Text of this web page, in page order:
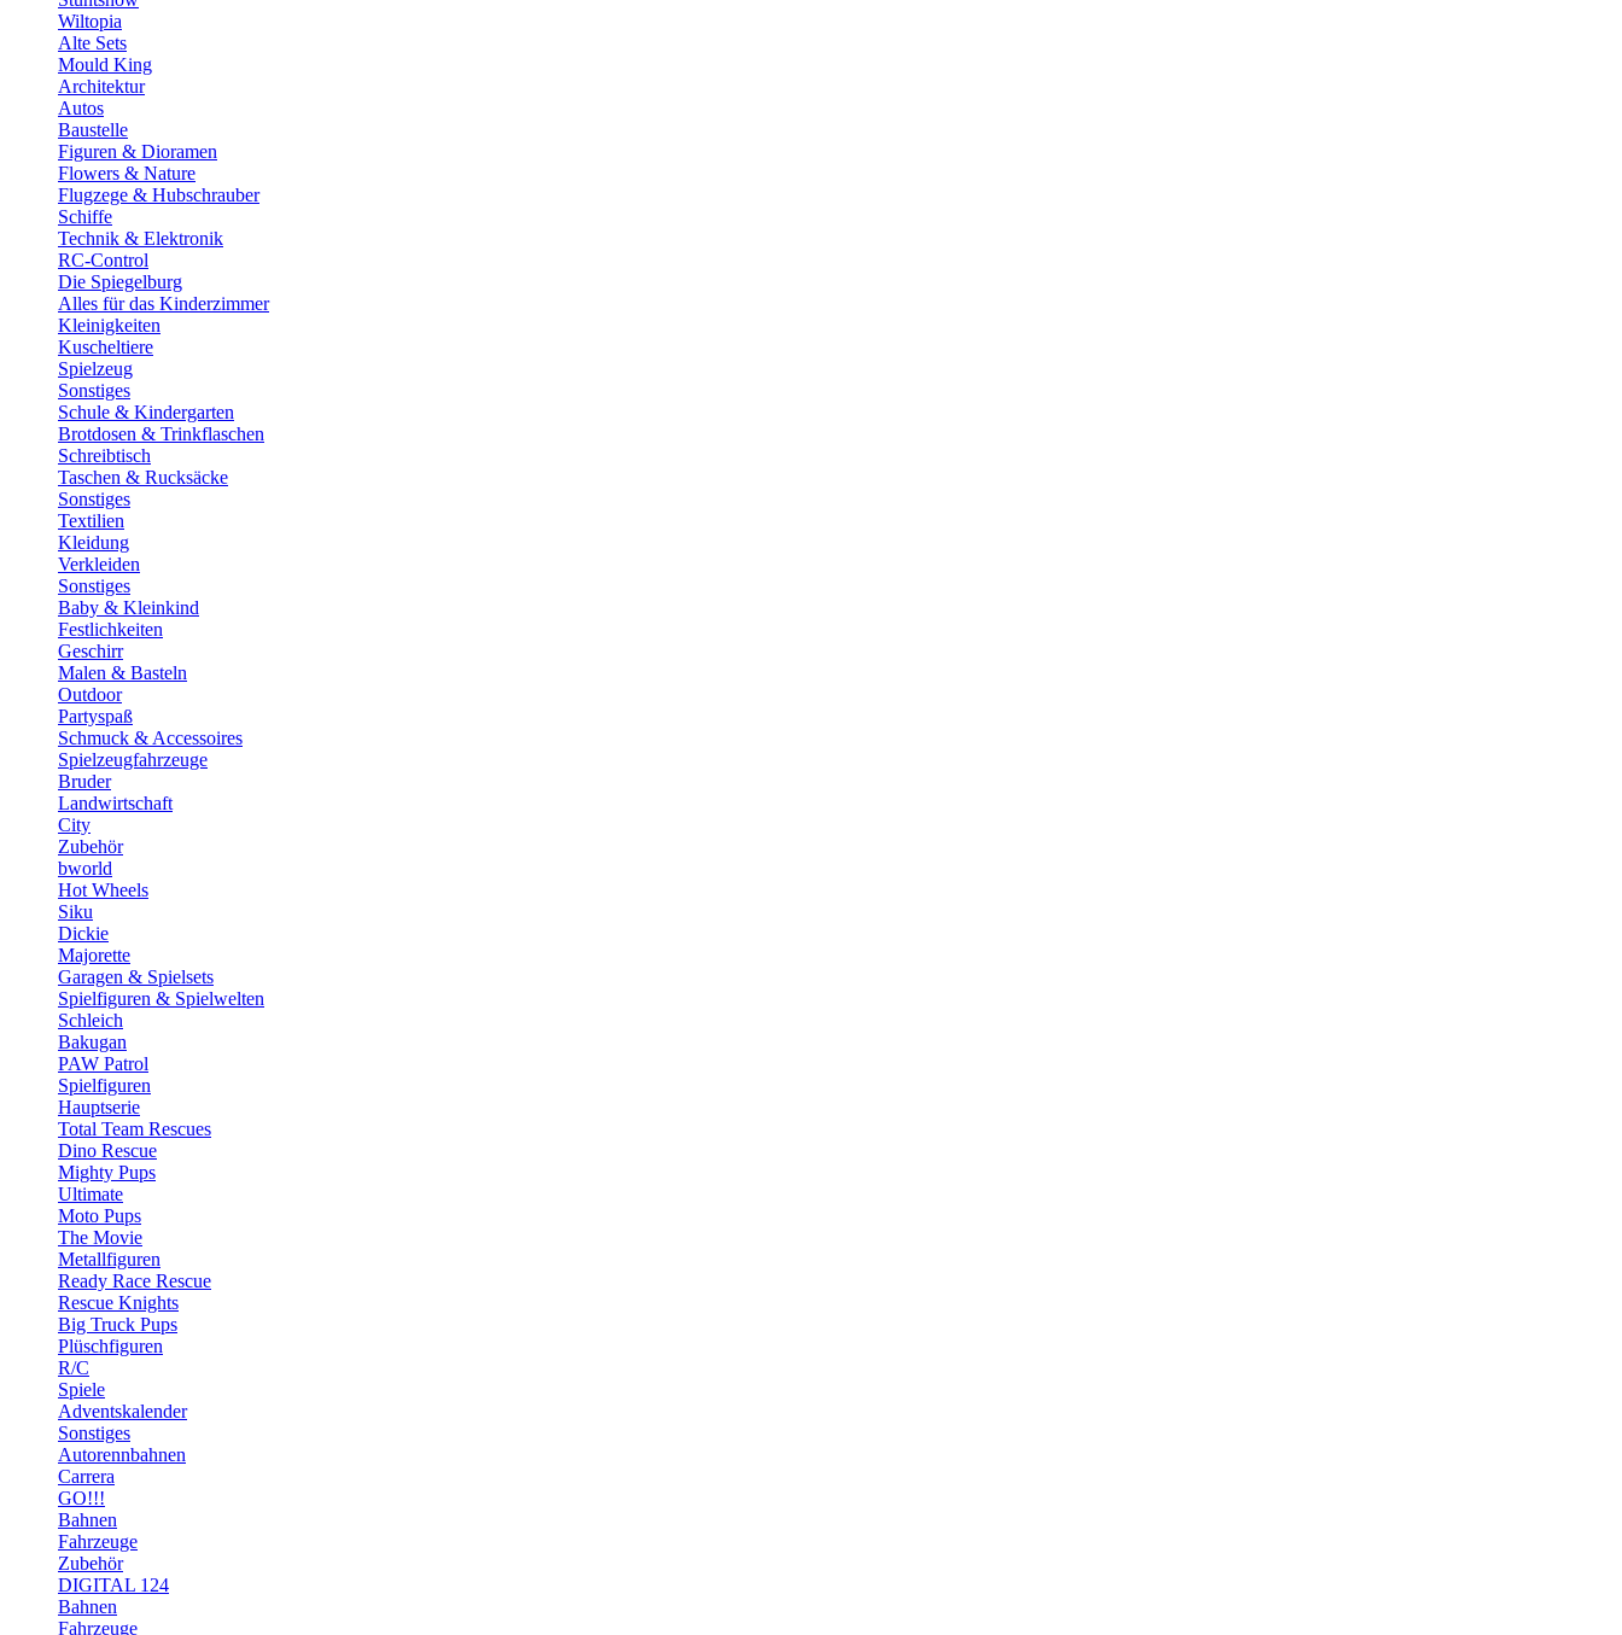
Wiltopia
Alte Sets
Mould King
Architektur
Autos
Baustelle
Figuren & Dioramen
Flowers & Nature
Flugzege & Hubschrauber
Schiffe
Technik & Elektronik
RC-Control
Die Spiegelburg
Alles für das Kinderzimmer
Kleinigkeiten
Kuscheltiere
Spielzeug
Sonstiges
Schule & Kindergarten
Brotdosen & Trinkflaschen
Schreibtisch
Taschen & Rucksäcke
Sonstiges
Textilien
Kleidung
Verkleiden
Sonstiges
Baby & Kleinkind
Festlichkeiten
Geschirr
Malen & Basteln
Outdoor
Partyspaß
Schmuck & Accessoires
Spielzeugfahrzeuge
Bruder
Landwirtschaft
City
Zubehör
bworld
Hot Wheels
Siku
Dickie
Majorette
Garagen & Spielsets
Spielfiguren & Spielwelten
Schleich
Bakugan
PAW Patrol
Spielfiguren
Hauptserie
Total Team Rescues
Dino Rescue
Mighty Pups
Ultimate
Moto Pups
The Movie
Metallfiguren
Ready Race Rescue
Rescue Knights
Big Truck Pups
Plüschfiguren
R/C
Spiele
Adventskalender
Sonstiges
Autorennbahnen
Carrera
GO!!!
Bahnen
Fahrzeuge
Zubehör
DIGITAL 124
Bahnen
Fahrzeuge